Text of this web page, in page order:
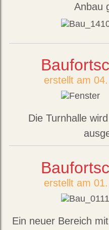
Anbau
erstellt am
Die Turnhalle
erstellt am
Ein neuer Bereich